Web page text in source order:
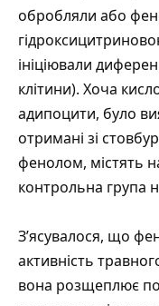
обробляли або
ініціювали
клітини). Хоча
адипоцити, було
отримані зі
фенолом, містять
контрольна група
З’ясувалося, що
активність
вона розщеплює